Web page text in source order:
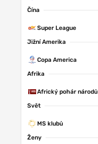
Čína
Super League
Jižní Amerika
Copa America
Afrika
Africký pohár národů
Svět
MS klubů
Ženy